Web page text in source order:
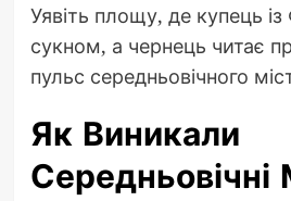
Уявіть площу, де купець із
сукном, а чернець читає
пульс середньовічного
Як Виникали
Середньовічні